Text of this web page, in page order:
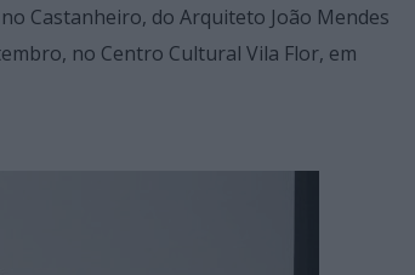
Castanheiro, do Arquiteto João Mendes
no Centro Cultural Vila Flor, em